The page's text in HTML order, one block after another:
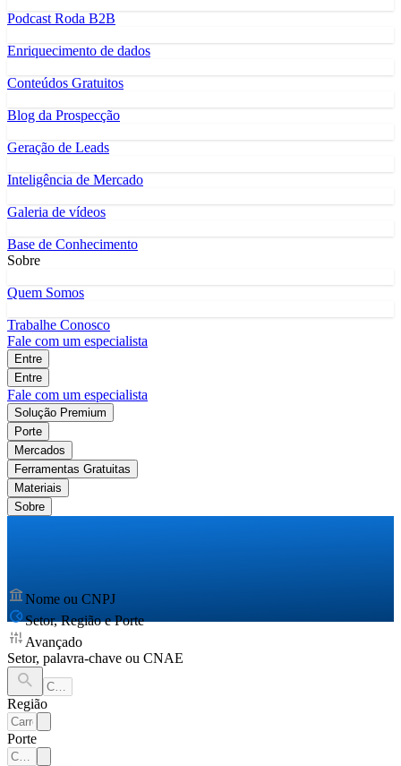
Podcast Roda B2B
Enriquecimento de dados
Conteúdos Gratuitos
Blog da Prospecção
Geração de Leads
Inteligência de Mercado
Galeria de vídeos
Base de Conhecimento
Sobre
Quem Somos
Trabalhe Conosco
Fale com um especialista
Entre
Entre
Fale com um especialista
Solução Premium
Porte
Mercados
Ferramentas Gratuitas
Materiais
Sobre
Nome ou CNPJ
Setor, Região e Porte
Avançado
Setor, palavra-chave ou CNAE
Região
Porte